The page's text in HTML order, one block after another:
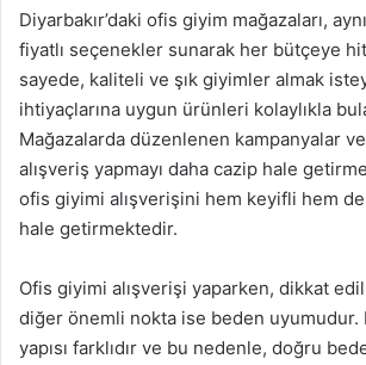
Diyarbakır’daki ofis giyim mağazaları,
fiyatlı seçenekler sunarak her bütçeye
sayede, kaliteli ve şık giyimler almak
ihtiyaçlarına uygun ürünleri kolaylıkla
Mağazalarda düzenlenen kampanyalar
alışveriş yapmayı daha cazip hale
ofis giyimi alışverişini hem keyifli hem
hale getirmektedir.
Ofis giyimi alışverişi yaparken, dikkat
diğer önemli nokta ise beden uyumudur.
yapısı farklıdır ve bu nedenle, doğru